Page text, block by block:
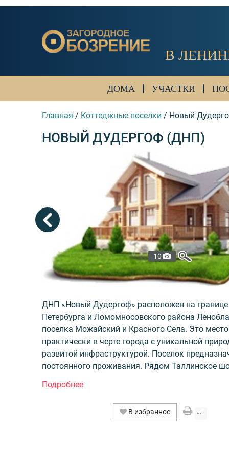
В
ДОМА УЧАСТКИ
Главная / Коттеджные поселки / Новый
НОВЫЙ ДУДЕРГОФ (ДНП)
10
ДНП «Новый Дудергоф» расположен на границе
Петербурга и Ломомносовского района
поселка Можайский и Красного Села. Это место
практически в черте города с уникальной
развитой инфраструктурой. Поселок
постоянного проживания. Рядом Таллинское
На территории поселка, общей площадью 18,8 га
реализуется 115 участков от 8 до 30 соток с
В избранное